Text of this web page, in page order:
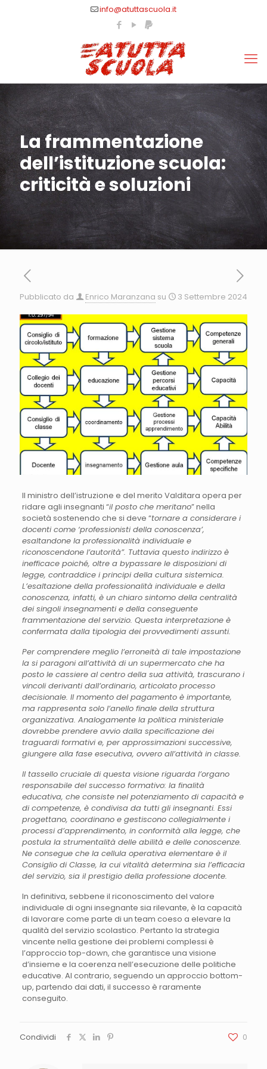
info@atuttascuola.it
La frammentazione
dell’istituzione scuola:
criticità e soluzioni
Pubblicato da Enrico Maranzana su 3 Settembre 2024
Il ministro dell’istruzione e del merito Valditara opera per
ridare agli insegnanti “il posto che meritano” nella
società sostenendo che si deve “tornare a considerare i
docenti come ‘professionisti della conoscenza’,
esaltandone la professionalità individuale e
riconoscendone l’autorità”. Tuttavia questo indirizzo è
inefficace poiché, oltre a bypassare le disposizioni di
legge, contraddice i principi della cultura sistemica.
L’esaltazione della professionalità individuale e della
conoscenza, infatti, è un chiaro sintomo della centralità
dei singoli insegnamenti e della conseguente
frammentazione del servizio. Questa interpretazione è
confermata dalla tipologia dei provvedimenti assunti.
Per comprendere meglio l’erroneità di tale impostazione
la si paragoni all’attività di un supermercato che ha
posto le cassiere al centro della sua attività, trascurano i
vincoli derivanti dall’ordinario, articolato processo
decisionale. Il momento del pagamento è importante,
ma rappresenta solo l’anello finale della struttura
organizzativa. Analogamente la politica ministeriale
dovrebbe prendere avvio dalla specificazione dei
traguardi formativi e, per approssimazioni successive,
giungere alla fase esecutiva, ovvero all’attività in classe.
Il tassello cruciale di questa visione riguarda l’organo
responsabile del successo formativo: la finalità
educativa, che consiste nel potenziamento di capacità e
di competenze, è condivisa da tutti gli insegnanti. Essi
progettano, coordinano e gestiscono collegialmente i
processi d’apprendimento, in conformità alla legge, che
postula la strumentalità delle abilità e delle conoscenze.
Ne consegue che la cellula operativa elementare è il
Consiglio di Classe, la cui vitalità determina sia l’efficacia
del servizio, sia il prestigio della professione docente.
In definitiva, sebbene il riconoscimento del valore
individuale di ogni insegnante sia rilevante, è la capacità
di lavorare come parte di un team coeso a elevare la
qualità del servizio scolastico. Pertanto la strategia
vincente nella gestione dei problemi complessi è
l’approccio top-down, che garantisce una visione
d’insieme e la coerenza nell’esecuzione delle politiche
educative. Al contrario, seguendo un approccio bottom-
up, partendo dai dati, il successo è raramente
conseguito.
Condividi 0